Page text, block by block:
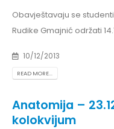
Obavještavaju se
Rudike Gmajnić održati
10/12/2013
READ MORE...
Anatomija –
kolokvijum